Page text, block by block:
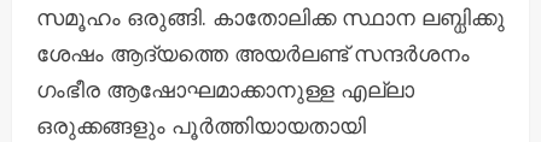
സമൂഹം ഒരുങ്ങി. കാതോലിക്ക സ്ഥാന ലബ്ധിക്കു
ശേഷം ആദ്യത്തെ അയര്‍ലണ്ട് സന്ദര്‍ശനം
ഗംഭീര ആഷോഘമാക്കാനുള്ള എല്ലാ
ഒരുക്കങ്ങളും പൂര്‍ത്തിയായതായി